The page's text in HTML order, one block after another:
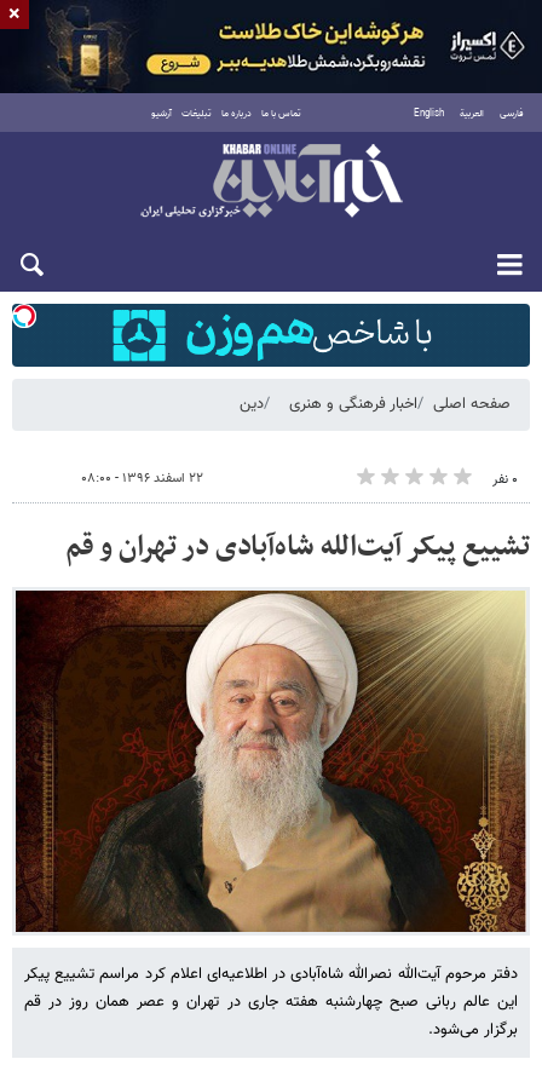
فارسی العربية English تماس با ما درباره ما تبلیغات آرشیو
شنبه ۱۷ مرداد ۱۴۰۵
صفحه اصلی اخبار فرهنگی و هنری دین
۰ نفر ۲۲ اسفند ۱۳۹۶ - ۰۸:۰۰
تشییع پیکر آیت‌الله شاه‌آبادی در تهران و قم
دفتر مرحوم آیت‌الله نصرالله شاه‌آبادی در اطلاعیه‌ای اعلام کرد مراسم تشییع پیکر
این عالم ربانی صبح چهارشنبه هفته جاری در تهران و عصر همان روز در قم
برگزار می‌شود.
×